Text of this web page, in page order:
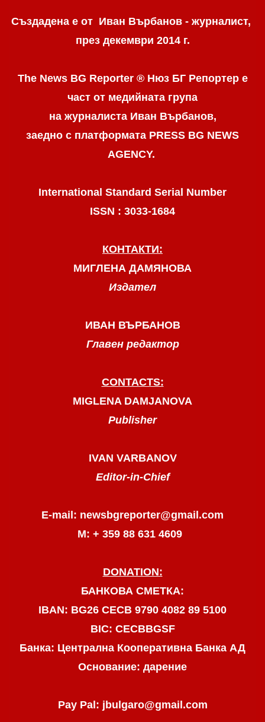
Създадена е от Иван Върбанов - журналист,
през декември 2014 г.
The News BG Reporter ® Нюз БГ Репортере
част от медийната група
на журналиста Иван Върбанов,
заедно с платформата PRESS BG NEWS
AGENCY.
International Standard Serial Number
ISSN : 3033-1684
КОНТАКТИ:
МИГЛЕНА ДАМЯНОВА
Издател
ИВАН ВЪРБАНОВ
Главен редактор
CONTACTS:
MIGLENA DAMJANOVA
Publisher
IVAN VARBANOV
Editor-in-Chief
E-mail: newsbgreporter@gmail.com
М: + 359 88 631 4609
DONATION:
БАНКОВА СМЕТКА:
IBAN: BG26 CECB 9790 4082 89 5100
BIC: CECBBGSF
Банка: Централна Кооперативна Банка АД
Основание: дарение
Pay Pal: jbulgaro@gmail.com